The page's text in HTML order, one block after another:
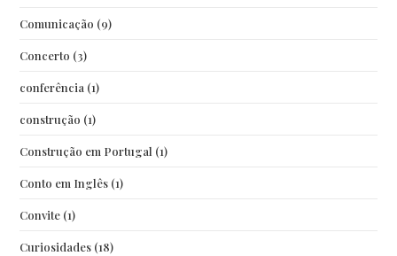
Comunicação (9)
Concerto (3)
conferência (1)
construção (1)
Construção em Portugal (1)
Conto em Inglês (1)
Convite (1)
Curiosidades (18)